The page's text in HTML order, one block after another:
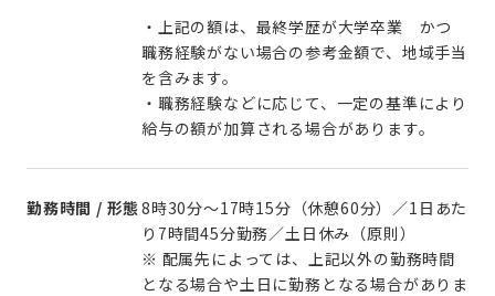
・上記の額は、最終学歴が大学卒業 かつ
職務経験がない場合の参考金額で、地域手当
を含みます。
・職務経験などに応じて、一定の基準により
勤務時間 / 形態8時30分～17時15分（休憩60分）／1日あた
り7時間45分勤務／土日休み（原則）
※ 配属先によっては、上記以外の勤務時間
となる場合や土日に勤務となる場合がありま